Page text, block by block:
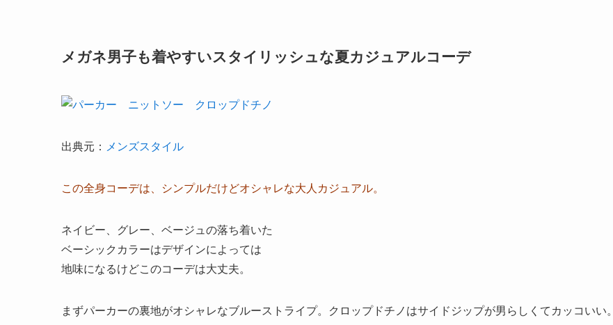
メガネ男子も着やすいスタイリッシュな夏カジュアルコーデ
出典元： メンズスタイル
この全身コーデは、シンプルだけどオシャレな大人カジュアル。
ネイビー、グレー、ベージュの落ち着いた
ベーシックカラーはデザインによっては
地味になるけどこのコーデは大丈夫。
まずパーカーの裏地がオシャレなブルーストライプ。クロップドチノはサイドジップが男らしくてカッコいい。